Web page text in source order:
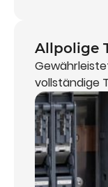
Allpolige
vollständige